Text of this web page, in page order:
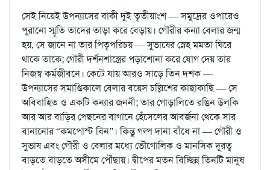
সেই নিয়েই উপন্যাসের বাকী দুই তৃতীয়াংশ — সমুদ্রের ওপারেও
পুরানো স্মৃতি তাদের তাড়া করে বেড়ায়। গৌরীর কন্যা বেলার জন্ম
হয়, সে জানে না তার পিতৃপরিচয় — সুভাষের স্নেহ মমতা ঘিরে
থাকে তাকে; গৌরী দর্শনশাস্ত্রের পড়াশোনা করে যোগ দেয় তার
নিজস্ব কর্মজীবনে। কেটে যায় আরও সাড়ে তিন দশক —
উপন্যাসের সমাপ্তিকালে বেলার বয়েস চল্লিশের কাছাকাছি — সে
অবিবাহিত ও একটি কন্যার জননী; তার গোড়ালিতে রঙিন উল্‌কি
আর আর বাড়ির পেছনের বাগানে হেঁসেলের আবর্জনা থেকে সার
বানানোর “কমপোস্ট বিন”। কিন্তু গল্প দানা বাঁধে না — গৌরী ও
সুভাষ এবং গৌরী ও বেলার মধ্যে ভৌগোলিক ও মানসিক দূরত্ব
বাড়তে বাড়তে অসীমে পৌঁছায়। দ্বীপের মতন বিচ্ছিন্ন তিনটি মানুষ